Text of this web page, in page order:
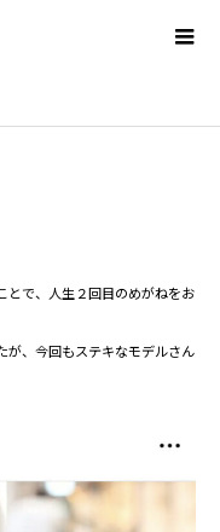
とで、人生２回目のめがねをお
が、今回もステキなモデルさん